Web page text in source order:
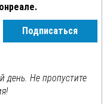
день. Не пропустите